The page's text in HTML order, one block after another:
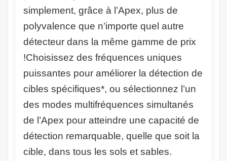
simplement, grâce à l’Apex, plus de
polyvalence que n’importe quel autre
détecteur dans la même gamme de prix
!Choisissez des fréquences uniques
puissantes pour améliorer la détection de
cibles spécifiques*, ou sélectionnez l’un
des modes multifréquences simultanés
de l’Apex pour atteindre une capacité de
détection remarquable, quelle que soit la
cible, dans tous les sols et sables.